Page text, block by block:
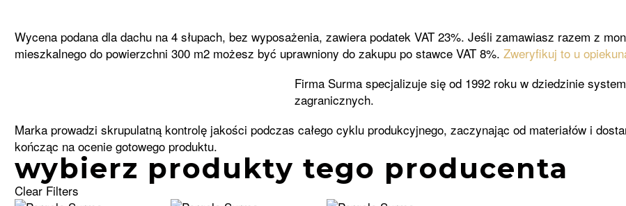
Wycena podana dla dachu na 4 słupach, bez wyposażenia, zawiera podatek VAT 23%. Jeśli zamawiasz razem z
mieszkalnego do powierzchni 300 m2 możesz być uprawniony do zakupu po stawce VAT 8%. Zweryfikuj to u
Firma Surma specjalizuje się od 1992 roku w dziedzinie
zagranicznych.
Marka prowadzi skrupulatną kontrolę jakości podczas całego cyklu produkcyjnego, zaczynając od materiałów i
kończąc na ocenie gotowego produktu.
wybierz produkty tego producenta
Clear Filters